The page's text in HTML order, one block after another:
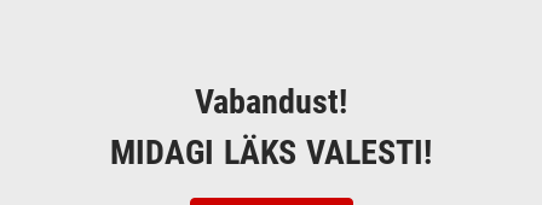
Vabandust!
MIDAGI LÄKS VALESTI!